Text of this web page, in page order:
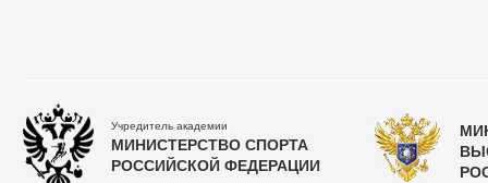
Учредитель академии
МИНИСТЕРСТВО СПОРТА
РОССИЙСКОЙ ФЕДЕРАЦИИ